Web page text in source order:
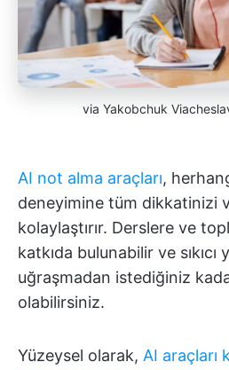
via Yakobchuk
AI not alma araçları,
deneyimine tüm dikkatinizi
kolaylaştırır. Derslere ve
katkıda bulunabilir ve sıkıcı
uğraşmadan istediğiniz
olabilirsiniz.
Yüzeysel olarak, AI araçları